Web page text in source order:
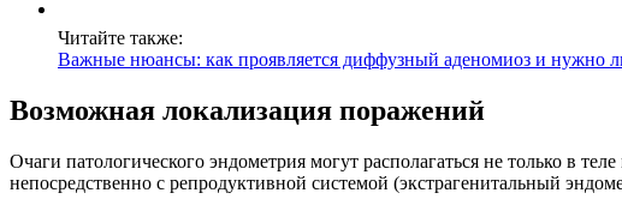
Читайте также:
Важные нюансы: как проявляется диффузный аденомиоз и нужно
Возможная локализация поражений
Очаги патологического эндометрия могут располагаться не только в
непосредственно с репродуктивной системой (экстрагенитальный